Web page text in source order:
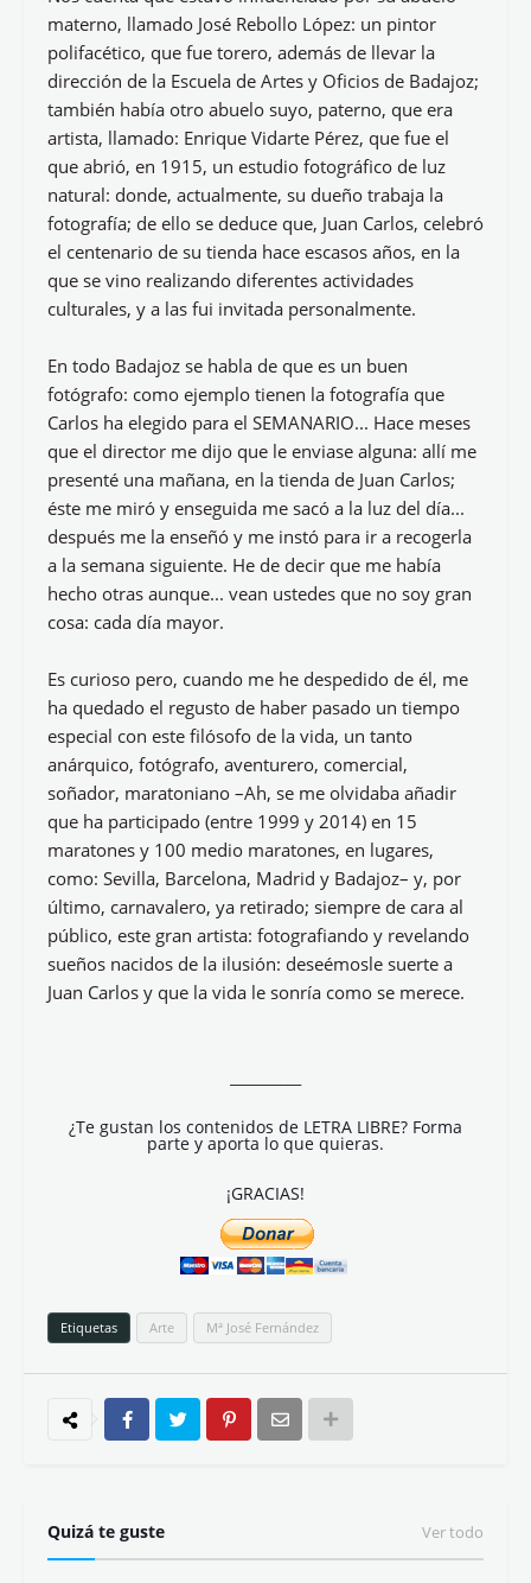
materno, llamado José Rebollo López: un pintor
polifacético, que fue torero, además de llevar la
dirección de la Escuela de Artes y Oficios de Badajoz;
también había otro abuelo suyo, paterno, que era
artista, llamado: Enrique Vidarte Pérez, que fue el
que abrió, en 1915, un estudio fotográfico de luz
natural: donde, actualmente, su dueño trabaja la
fotografía; de ello se deduce que, Juan Carlos, celebró
el centenario de su tienda hace escasos años, en la
que se vino realizando diferentes actividades
culturales, y a las fui invitada personalmente.
En todo Badajoz se habla de que es un buen
fotógrafo: como ejemplo tienen la fotografía que
Carlos ha elegido para el SEMANARIO... Hace meses
que el director me dijo que le enviase alguna: allí me
presenté una mañana, en la tienda de Juan Carlos;
éste me miró y enseguida me sacó a la luz del día...
después me la enseñó y me instó para ir a recogerla
a la semana siguiente. He de decir que me había
hecho otras aunque... vean ustedes que no soy gran
cosa: cada día mayor.
Es curioso pero, cuando me he despedido de él, me
ha quedado el regusto de haber pasado un tiempo
especial con este filósofo de la vida, un tanto
anárquico, fotógrafo, aventurero, comercial,
soñador, maratoniano –Ah, se me olvidaba añadir
que ha participado (entre 1999 y 2014) en 15
maratones y 100 medio maratones, en lugares,
como: Sevilla, Barcelona, Madrid y Badajoz– y, por
último, carnavalero, ya retirado; siempre de cara al
público, este gran artista: fotografiando y revelando
sueños nacidos de la ilusión: deseémosle suerte a
Juan Carlos y que la vida le sonría como se merece.
¿Te gustan los contenidos de LETRA LIBRE? Forma
parte y aporta lo que quieras.
¡GRACIAS!
Etiquetas Arte Mª José Fernández
Quizá te guste Ver todo